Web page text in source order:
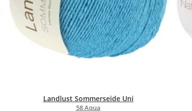
Landlust Sommerseide Uni
58 Aqua